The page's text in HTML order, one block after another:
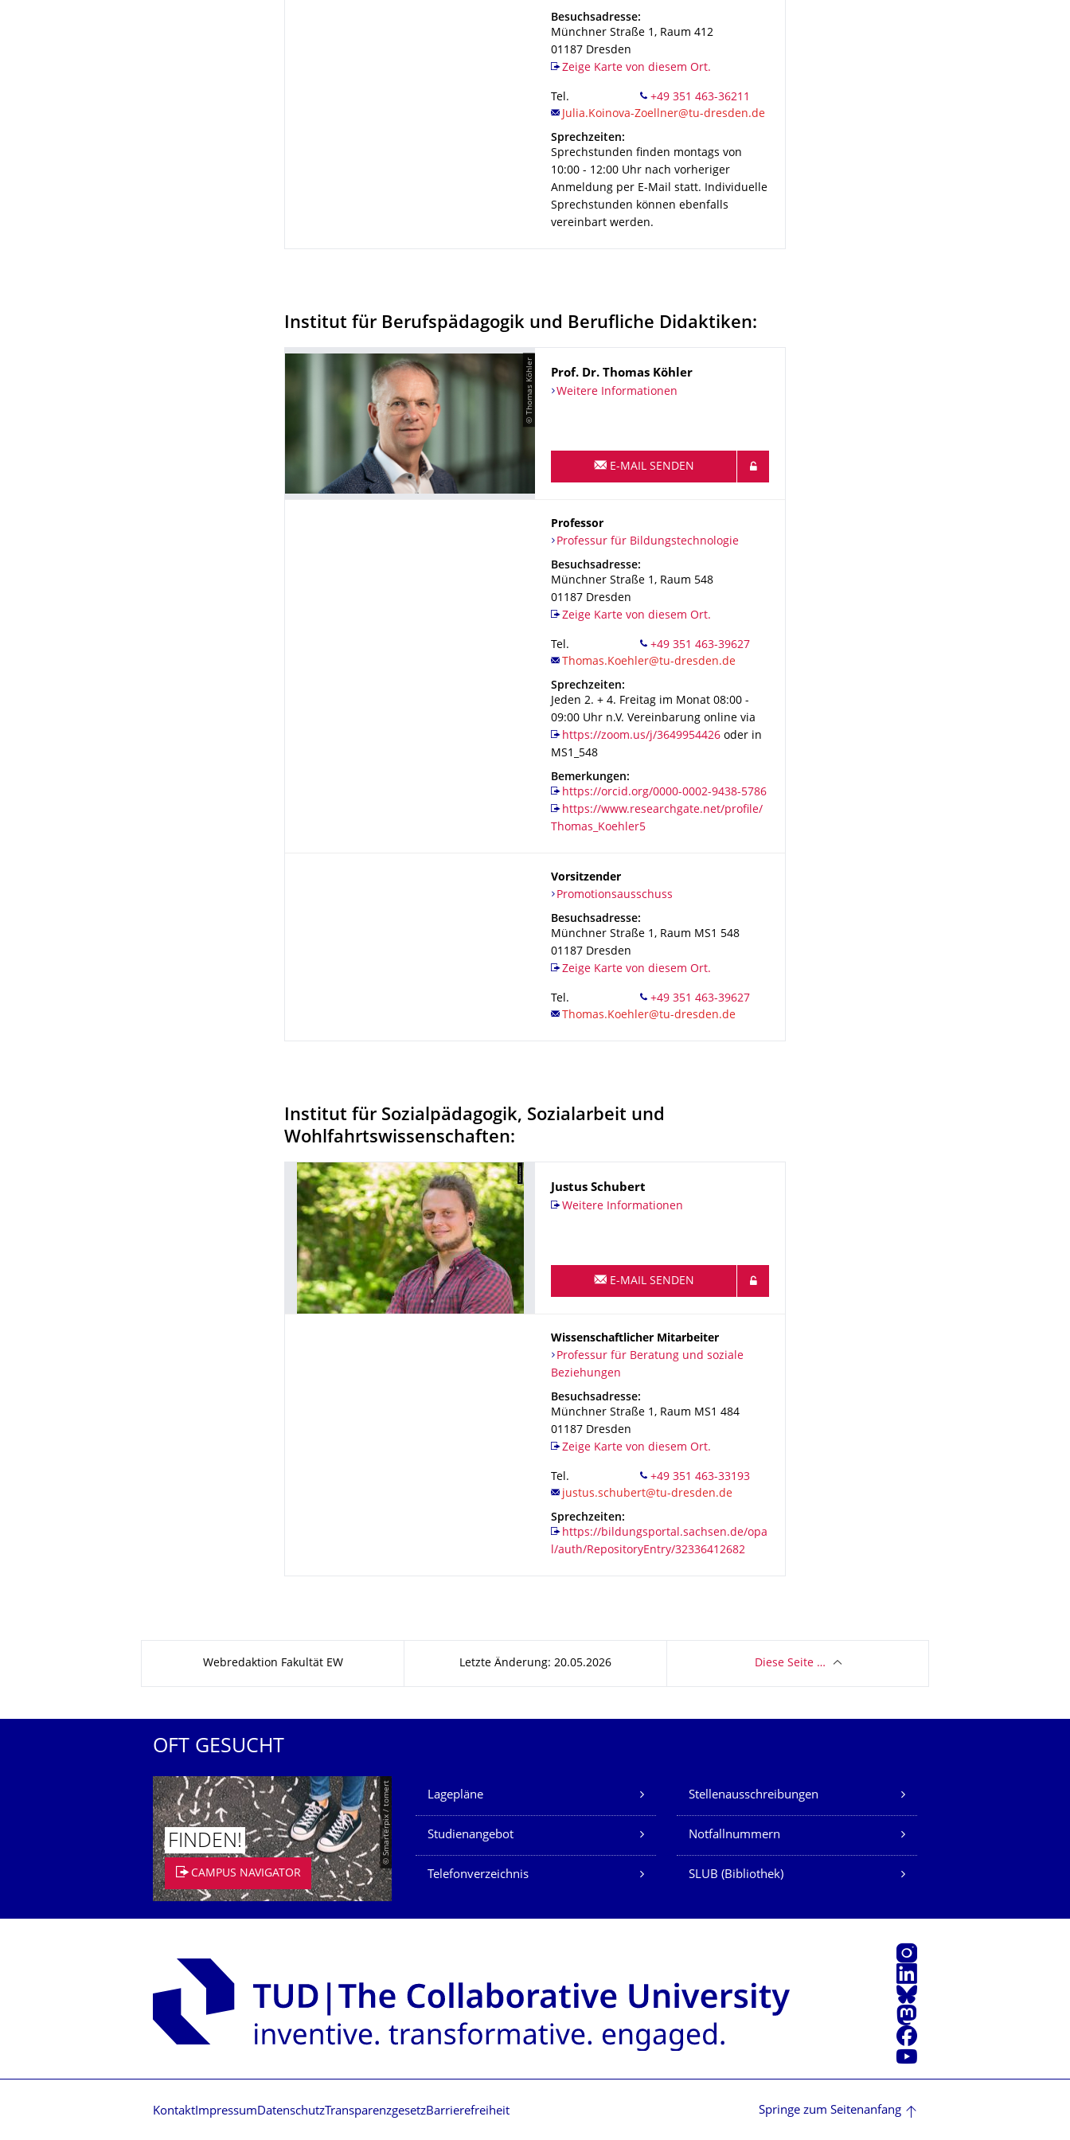
Adresse
Besuchsadresse:
Münchner Straße 1 , Raum 412
01187 Dresden
Zeige Karte von diesem Ort.
Tel. +49 351 463-36211
Sprechzeiten:
Sprechstunden finden montags von
10:00 - 12:00 Uhr nach vorheriger
Anmeldung per E-Mail statt. Individuelle
Sprechstunden können ebenfalls
vereinbart werden.
Institut für Berufspädagogik und Berufliche Didaktiken:
© Thomas Köhler Name
Prof. Dr. Thomas Köhler
Weitere Informationen
E-MAIL SENDEN
Professor
Organisationsname
Professur für Bildungstechnologie
Professur für Bildungstechnologie
Adresse
Besuchsadresse:
Münchner Straße 1 , Raum 548
01187 Dresden
Zeige Karte von diesem Ort.
Tel. +49 351 463-39627
Sprechzeiten:
Jeden 2. + 4. Freitag im Monat 08:00 -
09:00 Uhr n.V. Vereinbarung online via
https://zoom.us/j/3649954426 oder in
MS1_548
Bemerkungen:
https://orcid.org/0000-0002-9438-5786
https://www.researchgate.net/profile/
Thomas_Koehler5
Vorsitzender
Organisationsname
Promotionsausschuss
Promotionsausschuss
Adresse
Besuchsadresse:
Münchner Straße 1 , Raum MS1 548
01187 Dresden
Zeige Karte von diesem Ort.
Tel. +49 351 463-39627
Institut für Sozialpädagogik, Sozialarbeit und
Wohlfahrtswis­senschaften:
Name
Justus Schubert
Weitere Informationen
E-MAIL SENDEN
Wissenschaftlicher Mitarbeiter
Organisationsname
Professur für Beratung und soziale Beziehungen
Professur für Beratung und soziale
Beziehungen
Adresse
Besuchsadresse:
Münchner Straße 1 , Raum MS1 484
01187 Dresden
Zeige Karte von diesem Ort.
Tel. +49 351 463-33193
Sprechzeiten:
https://bildungsportal.sachsen.de/opa
l/auth/RepositoryEntry/32336412682
Webredaktion Fakultät EW Letzte Änderung: 20.05.2026 Diese Seite …
OFT GESUCHT
© Smarterpix / tomert
FINDEN!
CAMPUS NAVIGATOR
Unsere Dienste
Lagepläne Stellenausschreibungen
Studienangebot Notfallnummern
Telefonverzeichnis SLUB (Bibliothek)
Instagram
LinkedIn
Bluesky
Mastodon
Facebook
Youtube
Kontakt Impressum DatenschutzTransparenzgesetzBarrierefreiheit Springe zum Seitenanfang